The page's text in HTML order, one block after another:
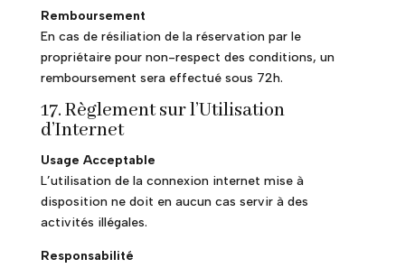
Remboursement
En cas de résiliation de la réservation par le
propriétaire pour non-respect des conditions, un
remboursement sera effectué sous 72h.
17. Règlement sur l’Utilisation
d’Internet
Usage Acceptable
L’utilisation de la connexion internet mise à
disposition ne doit en aucun cas servir à des
activités illégales.
Responsabilité